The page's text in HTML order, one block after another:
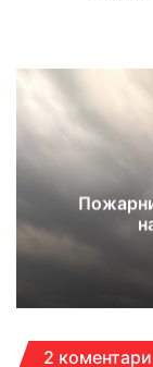
2 коментари